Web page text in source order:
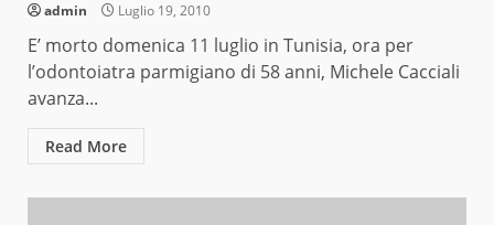
admin Luglio 19, 2010
E’ morto domenica 11 luglio in Tunisia, ora per
l’odontoiatra parmigiano di 58 anni, Michele Cacciali
avanza...
Read More